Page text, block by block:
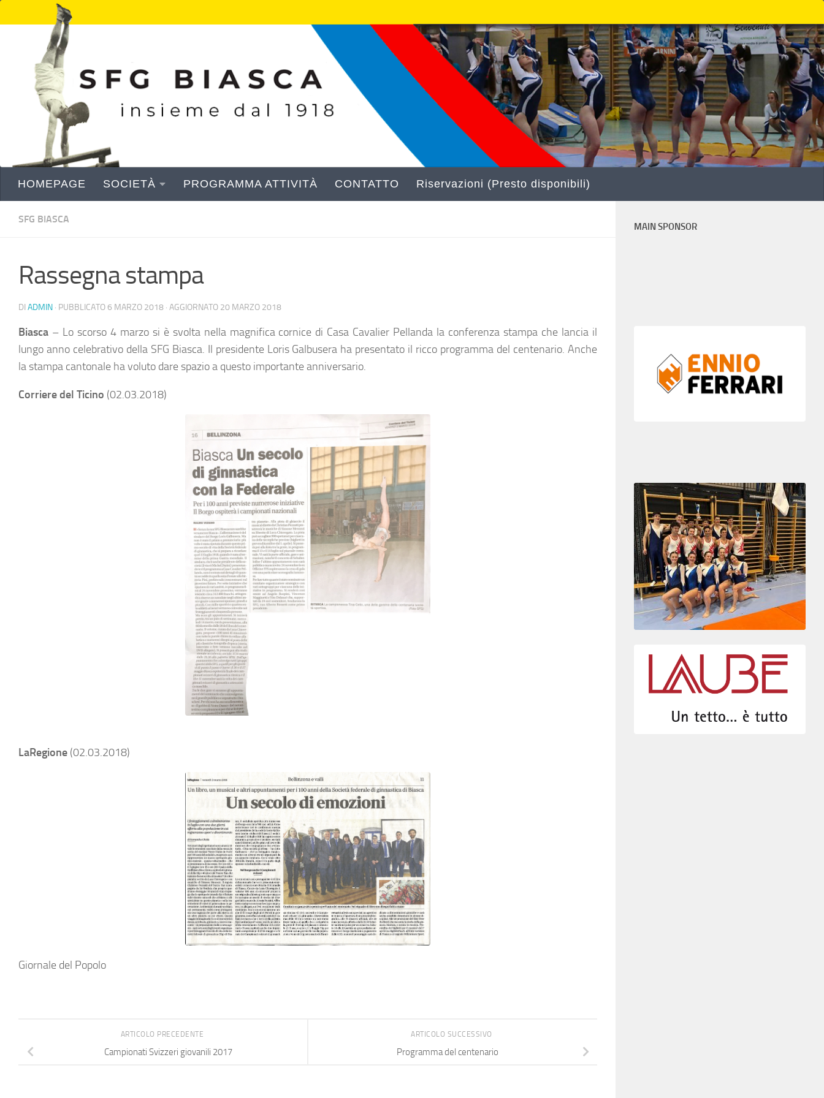
Sotto il contenuto
HOMEPAGE SOCIETÀ PROGRAMMA ATTIVITÀ CONTATTO Riservazioni (Presto disponibili)
SFG BIASCA
Rassegna stampa
DI ADMIN · PUBBLICATO6 MARZO 2018 · AGGIORNATO 20 MARZO 2018
Biasca – Lo scorso 4 marzo si è svolta nella magnifica cornice di Casa Cavalier Pellanda la conferenza stampa che lancia il
lungo anno celebrativo della SFG Biasca. Il presidente Loris Galbusera ha presentato il ricco programma del centenario. Anche
la stampa cantonale ha voluto dare spazio a questo importante anniversario.
Corriere del Ticino (02.03.2018)
LaRegione (02.03.2018)
Giornale del Popolo
ARTICOLO SUCCESSIVO
Programma del centenario
ARTICOLO PRECEDENTE
Campionati Svizzeri giovanili 2017
MAIN SPONSOR